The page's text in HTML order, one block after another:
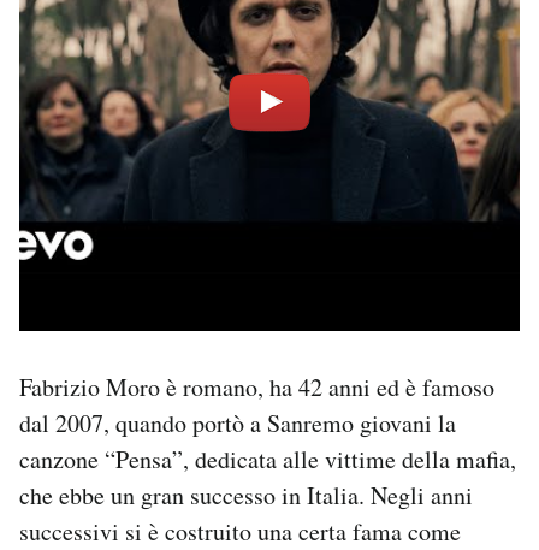
Fabrizio Moro è romano, ha 42 anni ed è famoso
dal 2007, quando portò a Sanremo giovani la
canzone “Pensa”, dedicata alle vittime della mafia,
che ebbe un gran successo in Italia. Negli anni
successivi si è costruito una certa fama come